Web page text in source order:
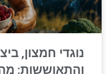
נוגדי חמצון,
והתאוששות: